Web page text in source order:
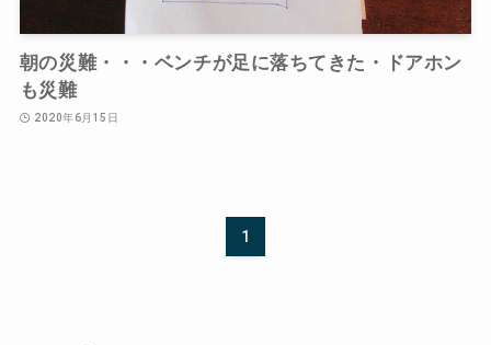
朝の災難・・・ベンチが足に落ちてきた・ドアホン
も災難
2020年6月15日
1